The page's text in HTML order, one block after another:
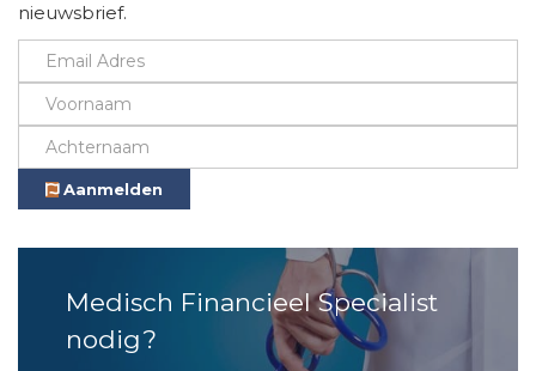
nieuwsbrief.
Aanmelden
Medisch Financieel Specialist
nodig?